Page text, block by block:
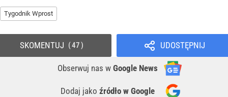
Tygodnik Wprost
UDOSTĘPNIJ
Obserwuj nas w Google News
Dodaj jako źródło w Google
SKOMENTUJ 47